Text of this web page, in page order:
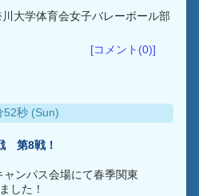
大学体育会女子バレーボール部
[コメント(0)]
秒 (Sun)
第8戦！
ンパス会場にて春季関東
した！